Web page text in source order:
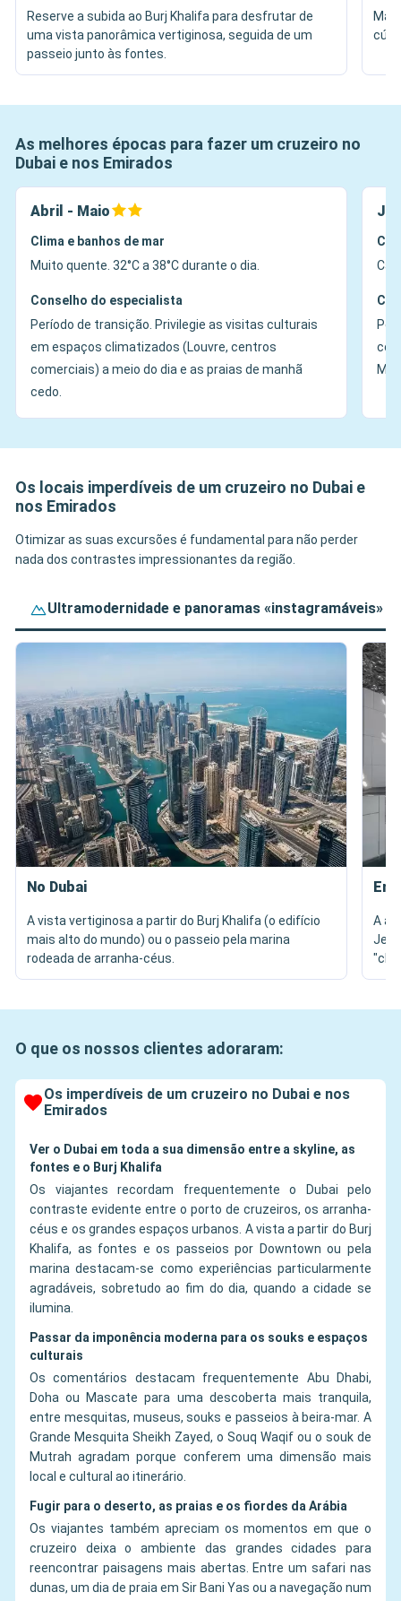
Reserve a subida ao Burj Khalifa para desfrutar de
uma vista panorâmica vertiginosa, seguida de um
passeio junto às fontes.
As melhores épocas para fazer um cruzeiro no
Dubai e nos Emirados
Abril - Maio
Clima e banhos de mar
Muito quente. 32°C a 38°C durante o dia.
Conselho do especialista
Período de transição. Privilegie as visitas culturais
em espaços climatizados (Louvre, centros
comerciais) a meio do dia e as praias de manhã
cedo.
Os locais imperdíveis de um cruzeiro no Dubai e
nos Emirados
Otimizar as suas excursões é fundamental para não perder
nada dos contrastes impressionantes da região.
Ultramodernidade e panoramas «instagramáveis»
No Dubai
A vista vertiginosa a partir do Burj Khalifa (o edifício
mais alto do mundo) ou o passeio pela marina
rodeada de arranha-céus.
Em
A
O que os nossos clientes adoraram:
Os imperdíveis de um cruzeiro no Dubai e nos
Emirados
Ver o Dubai em toda a sua dimensão entre a skyline, as
fontes e o Burj Khalifa
Os viajantes recordam frequentemente o Dubai pelo
contraste evidente entre o porto de cruzeiros, os arranha-
céus e os grandes espaços urbanos. A vista a partir do Burj
Khalifa, as fontes e os passeios por Downtown ou pela
marina destacam-se como experiências particularmente
agradáveis, sobretudo ao fim do dia, quando a cidade se
ilumina.
Passar da imponência moderna para os souks e espaços
culturais
Os comentários destacam frequentemente Abu Dhabi,
Doha ou Mascate para uma descoberta mais tranquila,
entre mesquitas, museus, souks e passeios à beira-mar. A
Grande Mesquita Sheikh Zayed, o Souq Waqif ou o souk de
Mutrah agradam porque conferem uma dimensão mais
local e cultural ao itinerário.
Fugir para o deserto, as praias e os fiordes da Arábia
Os viajantes também apreciam os momentos em que o
cruzeiro deixa o ambiente das grandes cidades para
reencontrar paisagens mais abertas. Entre um safari nas
dunas, um dia de praia em Sir Bani Yas ou a navegação num